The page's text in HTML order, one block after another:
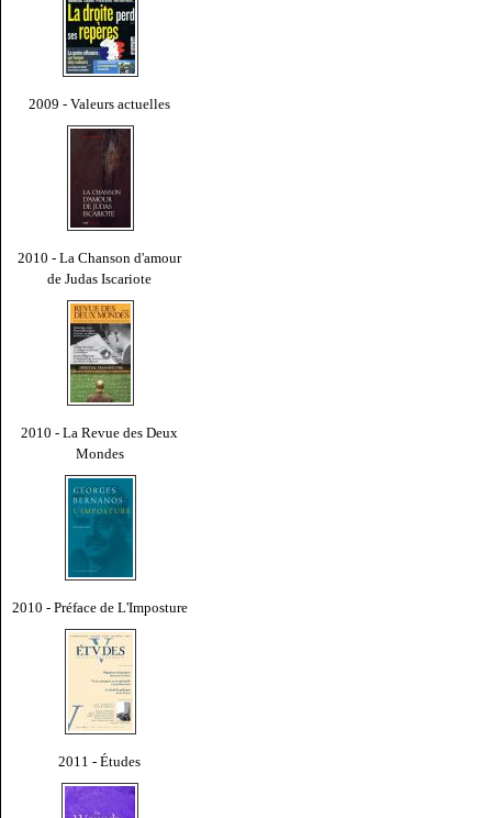
2009 - Valeurs actuelles
2010 - La Chanson d'amour
de Judas Iscariote
2010 - La Revue des Deux
Mondes
2010 - Préface de L'Imposture
2011 - Études